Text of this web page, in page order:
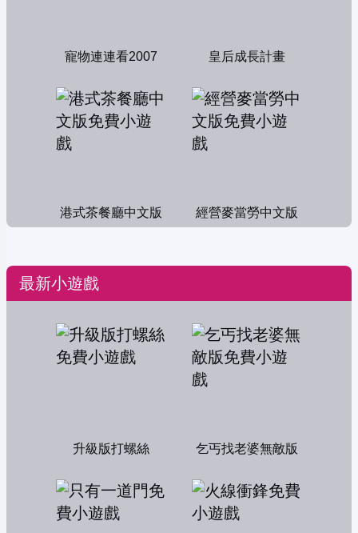
寵物連連看2007 皇后成長計畫
港式茶餐廳中文版 經營麥當勞中文版
最新小遊戲
升級版打螺絲 乞丐找老婆無敵版